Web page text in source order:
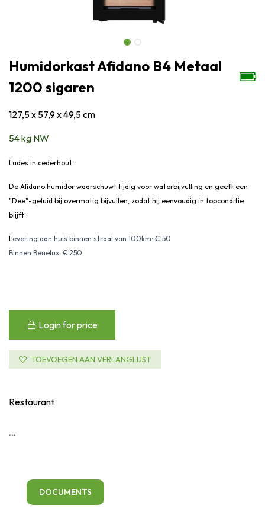
Humidorkast Afidano B4 Metaal
1200 sigaren
127,5 x 57,9 x 49,5 cm
54 kg NW
Lades in cederhout.
De Afidano humidor waarschuwt tijdig voor waterbijvulling en geeft een
"Dee"-geluid bij overmatig bijvullen, zodat hij eenvoudig in topconditie
blijft.
Levering aan huis binnen straal van 100km: €150
Binnen Benelux: € 250
Login for price
TOEVOEGEN AAN VERLANGLIJST
Restaurant
...
DOCUMENTS